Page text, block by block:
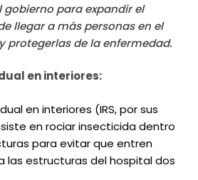
para expandir el
llegar a más personas en el
protegerlas de la enfermedad.
en interiores: